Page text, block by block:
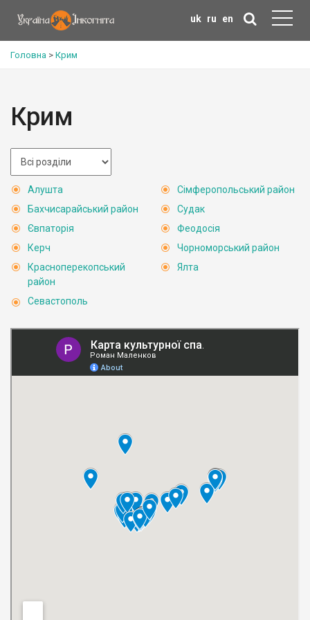
uk ru en
Головна > Крим
Крим
Алушта
Бахчисарайський район
Євпаторія
Керч
Красноперекопський
район
Севастополь
Сімферопольський район
Судак
Феодосія
Чорноморський район
Ялта